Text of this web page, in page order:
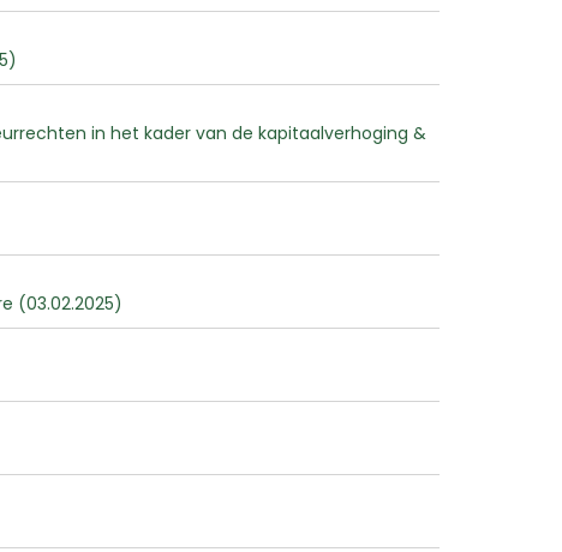
in het kader van de kapitaalverhoging &
(03.02.2025)